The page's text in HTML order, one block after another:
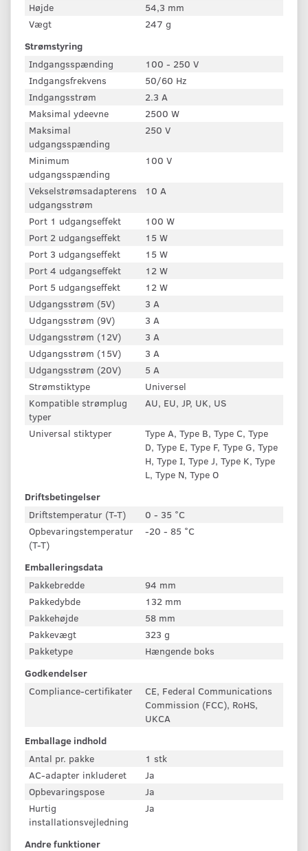
Højde
54,3 mm
Vægt
247 g
Strømstyring
Indgangsspænding
100 - 250 V
Indgangsfrekvens
50/60 Hz
Indgangsstrøm
2.3 A
Maksimal ydeevne
2500 W
Maksimal
udgangsspænding
250 V
Minimum
udgangsspænding
100 V
Vekselstrømsadapterens
udgangsstrøm
10 A
Port 1 udgangseffekt
100 W
Port 2 udgangseffekt
15 W
Port 3 udgangseffekt
15 W
Port 4 udgangseffekt
12 W
Port 5 udgangseffekt
12 W
Udgangsstrøm (5V)
3 A
Udgangsstrøm (9V)
3 A
Udgangsstrøm (12V)
3 A
Udgangsstrøm (15V)
3 A
Udgangsstrøm (20V)
5 A
Strømstiktype
Universel
Kompatible strømplug
typer
AU, EU, JP, UK, US
Universal stiktyper
Type A, Type B, Type C, Type
D, Type E, Type F, Type G, Type
H, Type I, Type J, Type K, Type
L, Type N, Type O
Driftsbetingelser
Driftstemperatur (T-T)
0 - 35 °C
Opbevaringstemperatur
(T-T)
-20 - 85 °C
Emballeringsdata
Pakkebredde
94 mm
Pakkedybde
132 mm
Pakkehøjde
58 mm
Pakkevægt
323 g
Pakketype
Hængende boks
Godkendelser
Compliance-certifikater
CE, Federal Communications
Commission (FCC), RoHS,
UKCA
Emballage indhold
Antal pr. pakke
1 stk
AC-adapter inkluderet
Ja
Opbevaringspose
Ja
Hurtig
installationsvejledning
Ja
Andre funktioner